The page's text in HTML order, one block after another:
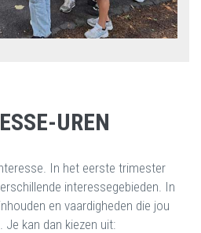
UREN
In het eerste trimester
interessegebieden. In
en vaardigheden die jou
Je kan dan kiezen uit: